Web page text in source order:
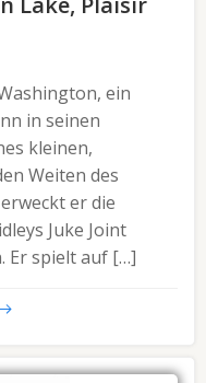
ein
in seinen
kleinen,
Weiten des
er die
Juke Joint
Er spielt auf […]